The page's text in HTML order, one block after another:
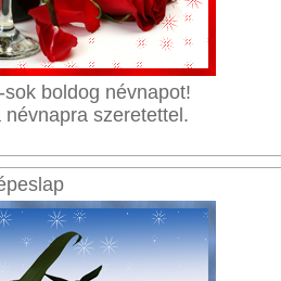
boldog névnapot!
szeretettel.